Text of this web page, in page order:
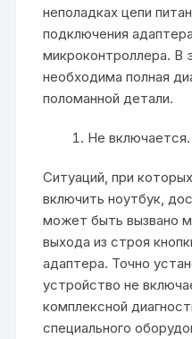
неполадках цепи
подключения
микроконтроллера. В
необходима полная
поломанной детали.
Не включается.
Ситуаций, при
включить ноутбук,
может быть вызвано
выхода из строя
адаптера. Точно
устройство не
комплексной
специального